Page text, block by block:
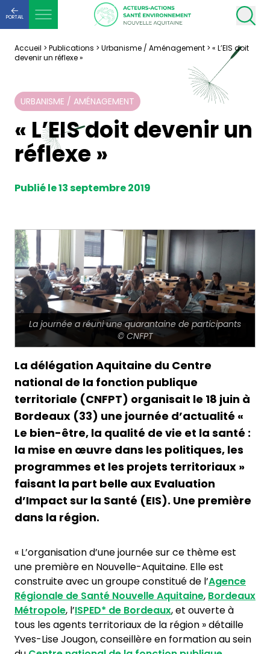
PORTAIL
Accueil > Publications > Urbanisme / Aménagement > « L’EIS doit
devenir un réflexe »
URBANISME / AMÉNAGEMENT
« L’EIS doit devenir un
réflexe »
Publié le 13 septembre 2019
La journée a réuni une quarantaine de participants
© CNFPT
La délégation Aquitaine du Centre
national de la fonction publique
territoriale (CNFPT) organisait le 18 juin à
Bordeaux (33) une journée d’actualité «
Le bien-être, la qualité de vie et la santé :
la mise en œuvre dans les politiques, les
programmes et les projets territoriaux »
faisant la part belle aux Evaluation
d’Impact sur la Santé (EIS). Une première
dans la région.
« L’organisation d’une journée sur ce thème est
une première en Nouvelle-Aquitaine. Elle est
construite avec un groupe constitué de l’Agence
Régionale de Santé Nouvelle Aquitaine, Bordeaux
Métropole, l’ISPED* de Bordeaux, et ouverte à
tous les agents territoriaux de la région » détaille
Yves-Lise Jougon, conseillère en formation au sein